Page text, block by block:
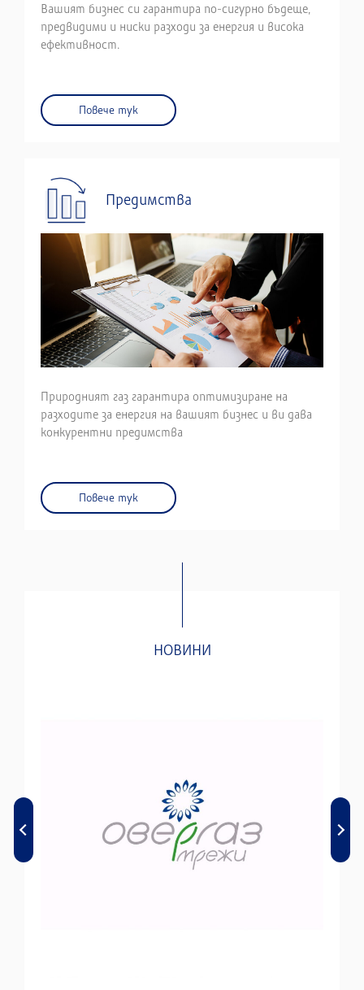
Вашият бизнес си гарантира по-сигурно бъдеще,
предвидими и ниски разходи за енергия и висока
ефективност.
Повече тук
Предимства
Природният газ гарантира оптимизиране на
разходите за енергия на вашият бизнес и ви дава
конкурентни предимства
Повече тук
НОВИНИ